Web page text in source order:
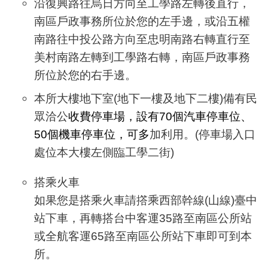
沿復興路往烏日方向至工學路左轉後直行，
南區戶政事務所位於您的左手邊，或沿五權
南路往中投公路方向至忠明南路右轉直行至
美村南路左轉到工學路右轉，南區戶政事務
所位於您的右手邊。
本所大樓地下室(地下一樓及地下二樓)備有民
眾洽公收費停車場，設有70個汽車停車位、
50個機車停車位，可多加利用。(停車場入口
處位本大樓左側臨工學二街)
搭乘火車
如果您是搭乘火車請撘乘西部幹線(山線)臺中
站下車，再轉搭台中客運35路至南區公所站
或全航客運65路至南區公所站下車即可到本
所。